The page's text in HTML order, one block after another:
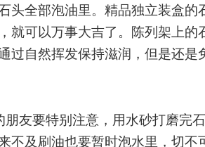
头全部泡油里。精品独立装盒的
就可以万事大吉了。陈列架上的
过自然挥发保持滋润，但是还是
友要特别注意，用水砂打磨完
不及刷油也要暂时泡水里，切不